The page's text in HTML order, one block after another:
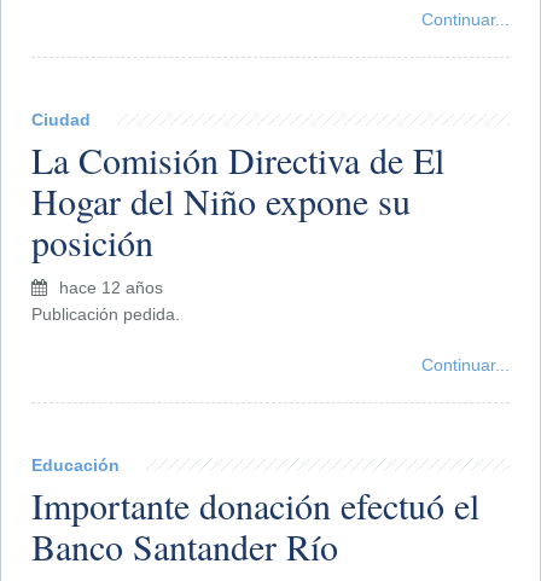
Continuar...
Ciudad
La Comisión Directiva de El
Hogar del Niño expone su
posición
hace 12 años
Publicación pedida.
Continuar...
Educación
Importante donación efectuó el
Banco Santander Río